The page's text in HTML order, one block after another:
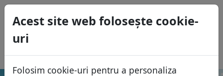
Acest site web foloseşte cookie-
uri
Folosim cookie-uri pentru a personaliza
USD
EUR
GBP
Español